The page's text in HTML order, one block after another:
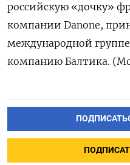
российскую «дочку»
компании Danone,
международной
компанию Балтика.